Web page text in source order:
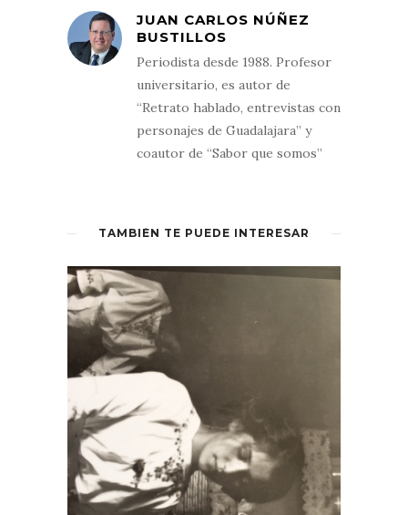
JUAN CARLOS NÚÑEZ
BUSTILLOS
Periodista desde 1988. Profesor
universitario, es autor de
“Retrato hablado, entrevistas con
personajes de Guadalajara” y
coautor de “Sabor que somos”
TAMBIÉN TE PUEDE INTERESAR